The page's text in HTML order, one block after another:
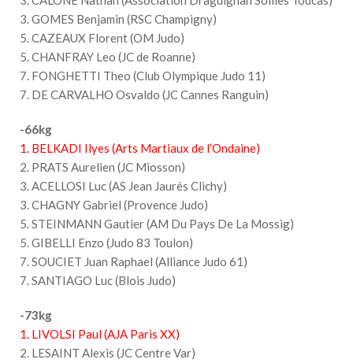
3. GOMES Benjamin (RSC Champigny)
5. CAZEAUX Florent (OM Judo)
5. CHANFRAY Leo (JC de Roanne)
7. FONGHETTI Theo (Club Olympique Judo 11)
7. DE CARVALHO Osvaldo (JC Cannes Ranguin)
-66kg
1. BELKADI Ilyes (Arts Martiaux de l’Ondaine)
2. PRATS Aurelien (JC Miosson)
3. ACELLOSI Luc (AS Jean Jaurès Clichy)
3. CHAGNY Gabriel (Provence Judo)
5. STEINMANN Gautier (AM Du Pays De La Mossig)
5. GIBELLI Enzo (Judo 83 Toulon)
7. SOUCIET Juan Raphael (Alliance Judo 61)
7. SANTIAGO Luc (Blois Judo)
-73kg
1. LIVOLSI Paul (AJA Paris XX)
2. LESAINT Alexis (JC Centre Var)